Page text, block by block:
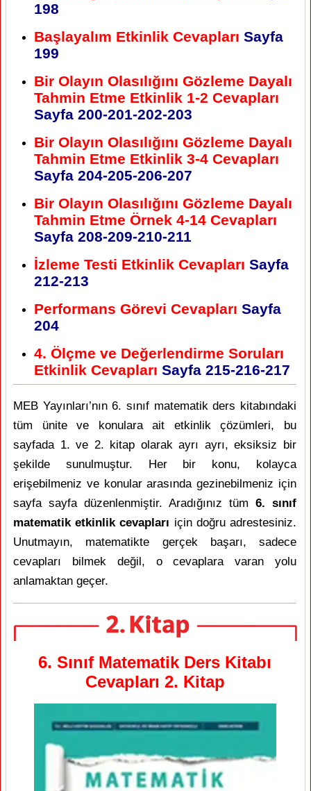
198
Başlayalım Etkinlik Cevapları Sayfa
199
Bir Olayın Olasılığını Gözleme Dayalı
Tahmin Etme Etkinlik 1-2 Cevapları
Sayfa 200-201-202-203
Bir Olayın Olasılığını Gözleme Dayalı
Tahmin Etme Etkinlik 3-4 Cevapları
Sayfa 204-205-206-207
Bir Olayın Olasılığını Gözleme Dayalı
Tahmin Etme Örnek 4-14 Cevapları
Sayfa 208-209-210-211
İzleme Testi Etkinlik Cevapları Sayfa
212-213
Performans Görevi Cevapları Sayfa
204
4. Ölçme ve Değerlendirme Soruları
Etkinlik Cevapları Sayfa 215-216-217
MEB Yayınları’nın 6. sınıf matematik ders kitabındaki
tüm ünite ve konulara ait etkinlik çözümleri, bu
sayfada 1. ve 2. kitap olarak ayrı ayrı, eksiksiz bir
şekilde sunulmuştur. Her bir konu, kolayca
erişebilmeniz ve konular arasında gezinebilmeniz için
sayfa sayfa düzenlenmiştir. Aradığınız tüm 6. sınıf
matematik etkinlik cevapları için doğru adrestesiniz.
Unutmayın, matematikte gerçek başarı, sadece
cevapları bilmek değil, o cevaplara varan yolu
anlamaktan geçer.
6. Sınıf Matematik Ders Kitabı
Cevapları 2. Kitap